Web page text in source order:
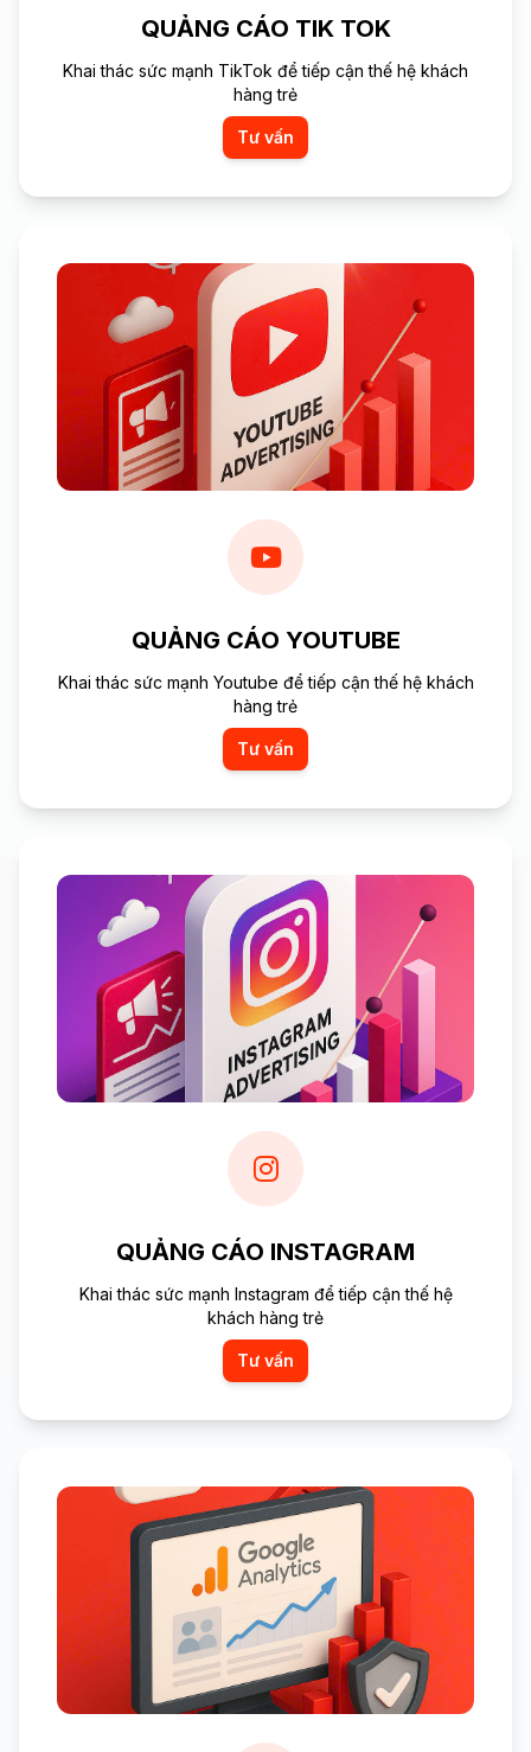
QUẢNG CÁO TIK TOK
Khai thác sức mạnh TikTok để tiếp cận thế hệ khách
hàng trẻ
Tư vấn
QUẢNG CÁO YOUTUBE
Khai thác sức mạnh Youtube để tiếp cận thế hệ khách
hàng trẻ
Tư vấn
QUẢNG CÁO INSTAGRAM
Khai thác sức mạnh Instagram để tiếp cận thế hệ
khách hàng trẻ
Tư vấn